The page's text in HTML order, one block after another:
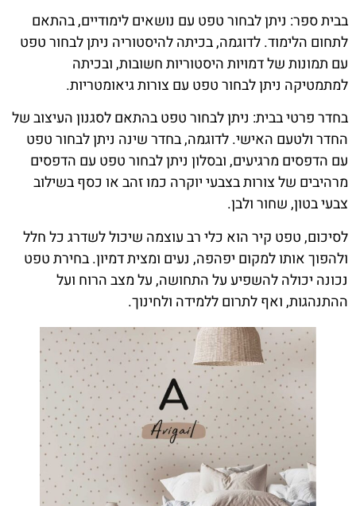
בבית ספר: ניתן לבחור טפט עם נושאים לימודיים, בהתאם
לתחום הלימוד. לדוגמה, בכיתה להיסטוריה ניתן לבחור טפט
עם תמונות של דמויות היסטוריות חשובות, ובכיתה
למתמטיקה ניתן לבחור טפט עם צורות גיאומטריות.
בחדר פרטי בבית: ניתן לבחור טפט בהתאם לסגנון העיצוב של
החדר ולטעם האישי. לדוגמה, בחדר שינה ניתן לבחור טפט
עם הדפסים מרגיעים, ובסלון ניתן לבחור טפט עם הדפסים
מרהיבים של צורות בצבעי יוקרה כמו זהב או כסף בשילוב
צבעי בטון, שחור ולבן.
לסיכום, טפט קיר הוא כלי רב עוצמה שיכול לשדרג כל חלל
ולהפוך אותו למקום יפהפה, נעים ומצית דמיון. בחירת טפט
נכונה יכולה להשפיע על התחושה, על מצב הרוח ועל
ההתנהגות, ואף לתרום ללמידה ולחינוך.